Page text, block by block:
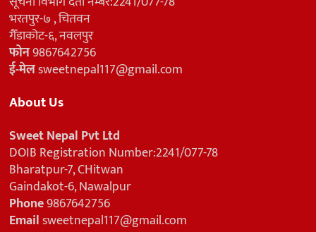
भरतपुर-७ , चितवन
गैँडाकोट-६, नवलपुर
फोन9867642756
ई-मेलsweetnepal117@gmail.com
About Us
Sweet Nepal Pvt Ltd
DOIB Registration Number:2241/077-78
Bharatpur-7, CHitwan
Gaindakot-6, Nawalpur
Phone9867642756
Emailsweetnepal117@gmail.com